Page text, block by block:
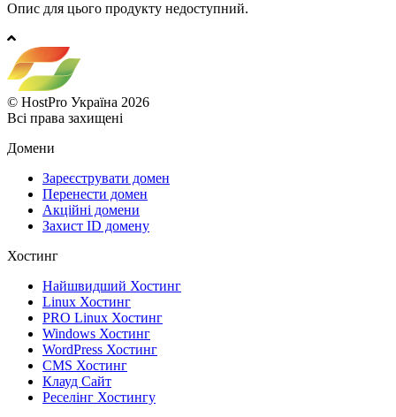
Опис для цього продукту недоступний.
© HostPro Україна 2026
Всі права захищені
Домени
Зареєструвати домен
Перенести домен
Акційні домени
Захист ID домену
Хостинг
Найшвидший Хостинг
Linux Хостинг
PRO Linux Хостинг
Windows Хостинг
WordPress Хостинг
CMS Хостинг
Клауд Сайт
Реселінг Хостингу